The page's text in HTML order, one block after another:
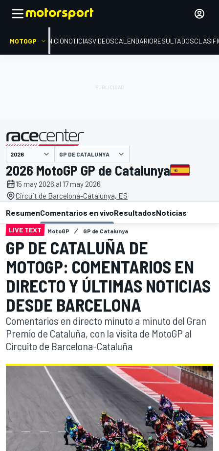
MOTOGP INICIONOTICIASVIDEOSCALENDARIORESULTADOS
GP DE CATALUNYA
2026 MotoGP GP de Catalunya
15 may 2026 al 17 may 2026
Circuit de Barcelona-Catalunya, ES
ResumenComentarios en vivoResultadosNoticias
LIVE TEXT MotoGP GP de Catalunya
GP DE CATALUÑA DE
MOTOGP: COMENTARIOS EN
DIRECTO Y ÚLTIMAS NOTICIAS
DESDE BARCELONA
Comentarios en directo minuto a minuto del Gran
Premio de Cataluña, con la visita de MotoGP al
Circuito de Barcelona-Cataluña